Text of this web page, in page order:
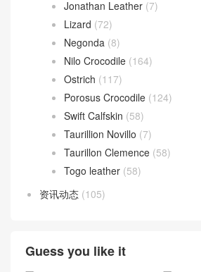
Jonathan Leather (7)
Lizard (72)
Negonda (8)
Nilo Crocodile (164)
Ostrich (117)
Porosus Crocodile (124)
Swift Calfskin (58)
Taurillion Novillo (7)
Taurillon Clemence (58)
Togo leather (58)
资讯动态 (105)
Guess you like it